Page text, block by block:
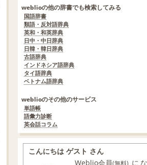
weblioの他の辞書でも検索してみる
国語辞書
類語・反対語辞典
英和・和英辞典
日中・中日辞典
日韓・韓日辞典
古語辞典
インドネシア語辞典
タイ語辞典
ベトナム語辞典
weblioのその他のサービス
単語帳
語彙力診断
英会話コラム
こんにちは ゲスト さん
Weblio会員(無料) に